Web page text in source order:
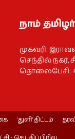
நாம்
முகவரி:
செந்தில் நகர்,
தொலைபேசி:
‘துளி’ திட்டம்